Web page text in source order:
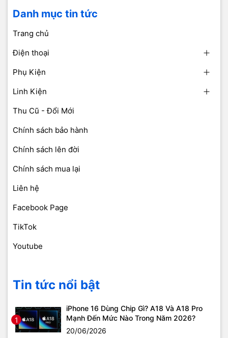
Danh mục tin tức
Trang chủ
Điện thoại
Phụ Kiện
Linh Kiện
Thu Cũ - Đổi Mới
Chính sách bảo hành
Chính sách lên đời
Chính sách mua lại
Liên hệ
Facebook Page
TikTok
Youtube
Tin tức nổi bật
1
iPhone 16 Dùng Chip Gì? A18 Và A18 Pro
Mạnh Đến Mức Nào Trong Năm 2026?
20/06/2026